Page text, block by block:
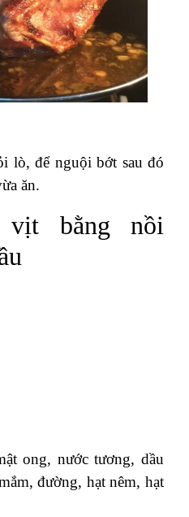
lò, để nguội bớt sau đó
ăn.
vịt bằng nồi
ong, nước tương, dầu
đường, hạt nêm, hạt